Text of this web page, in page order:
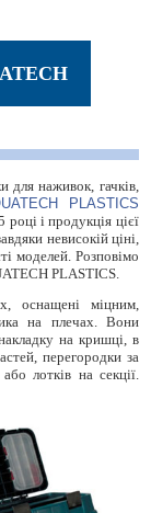
для наживок, гачків,
PLASTICS
і продукція цієї
невисокій ціні,
моделей. Розповімо
PLASTICS.
оснащені міцним,
на плечах. Вони
на кришці, в
перегородки за
лотків на секції.